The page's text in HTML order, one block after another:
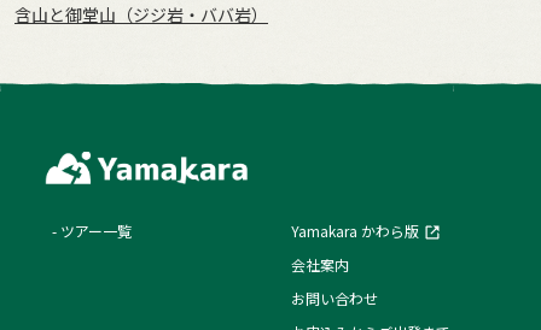
含山と御堂山（ジジ岩・ババ岩）
ツアー一覧
Yamakara かわら版
会社案内
お問い合わせ